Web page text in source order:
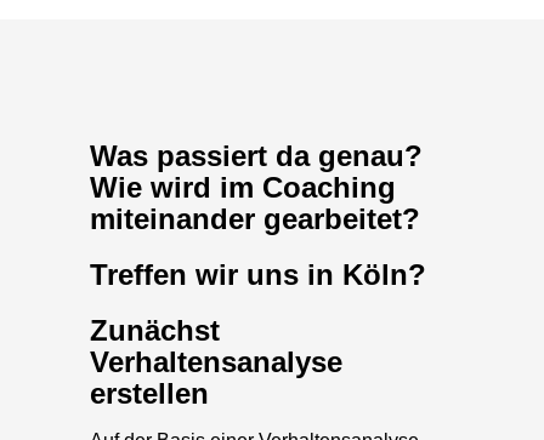
Treffen wir uns in Köln?
Zunächst
Verhaltensanalyse
Auf der Basis einer Verhaltensanalyse
werden Erkenntnisse über ihre
Einstellung zu anderen Menschen